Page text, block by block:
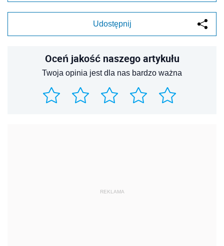
Udostępnij
Oceń jakość naszego artykułu
Twoja opinia jest dla nas bardzo ważna
REKLAMA